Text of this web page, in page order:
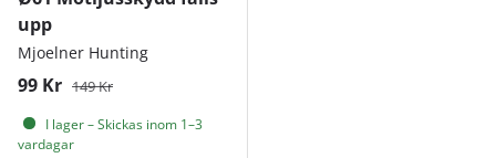
upp
Mjoelner Hunting
99 Kr 149 Kr
I lager – Skickas inom 1–3
vardagar